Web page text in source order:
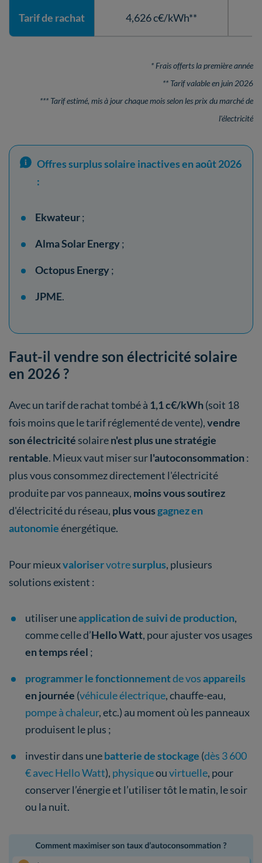
Tarif de rachat 4,626 c€/kWh**
* Frais offerts la première année
** Tarif valable en juin 2026
*** Tarif estimé, mis à jour chaque mois selon les prix du marché de
l'électricité
Offres surplus solaire inactives en août 2026
:
Ekwateur;
Alma Solar Energy;
Octopus Energy;
JPME.
Faut-il vendre son électricité solaire
en 2026 ?
Avec un tarif de rachat tombé à 1,1 c€/kWh(soit 18
fois moins que le tarif réglementé de vente),vendre
son électricité solairen'est plus une stratégie
rentable. Mieux vaut miser surl'autoconsommation:
plus vous consommez directement l'électricité
produite par vos panneaux, moins vous soutirez
d'électricité du réseau, plus vousgagnez en
autonomieénergétique.
Pour mieuxvaloriservotresurplus, plusieurs
solutions existent :
utiliser uneapplication de suivi de production,
comme celle d’Hello Watt, pour ajuster vos usages
en temps réel ;
programmer le fonctionnementde vosappareils
en journée (véhicule électrique, chauffe-eau,
pompe à chaleur, etc.) au moment où les panneaux
produisent le plus ;
investir dans unebatterie de stockage (dès 3 600
€ avec Hello Watt), physiqueouvirtuelle, pour
conserver l’énergie et l’utiliser tôt le matin, le soir
ou la nuit.